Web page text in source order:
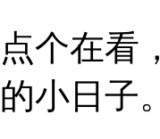
点个在看
的小日子。